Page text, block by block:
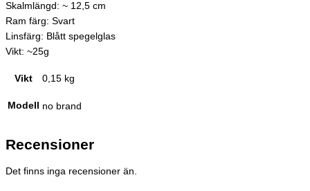
Skalmlängd: ~ 12,5 cm
Ram färg: Svart
Linsfärg: Blått spegelglas
Vikt: ~25g
Vikt 0,15 kg
Modell no brand
Recensioner
Det finns inga recensioner än.